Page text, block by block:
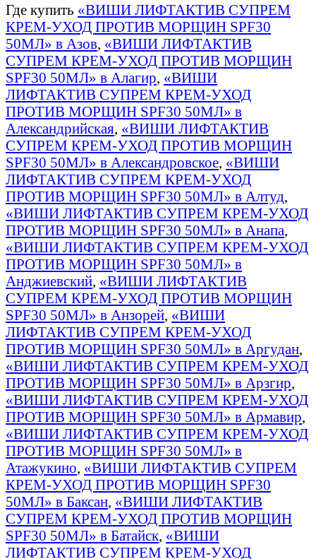
Где купить «ВИШИ ЛИФТАКТИВ СУПРЕМ
КРЕМ-УХОД ПРОТИВ МОРЩИН SPF30
50МЛ» в Азов, «ВИШИ ЛИФТАКТИВ
СУПРЕМ КРЕМ-УХОД ПРОТИВ МОРЩИН
SPF30 50МЛ» в Алагир, «ВИШИ
ЛИФТАКТИВ СУПРЕМ КРЕМ-УХОД
ПРОТИВ МОРЩИН SPF30 50МЛ» в
Александрийская, «ВИШИ ЛИФТАКТИВ
СУПРЕМ КРЕМ-УХОД ПРОТИВ МОРЩИН
SPF30 50МЛ» в Александровское, «ВИШИ
ЛИФТАКТИВ СУПРЕМ КРЕМ-УХОД
ПРОТИВ МОРЩИН SPF30 50МЛ» в Алтуд,
«ВИШИ ЛИФТАКТИВ СУПРЕМ КРЕМ-УХОД
ПРОТИВ МОРЩИН SPF30 50МЛ» в Анапа,
«ВИШИ ЛИФТАКТИВ СУПРЕМ КРЕМ-УХОД
ПРОТИВ МОРЩИН SPF30 50МЛ» в
Анджиевский, «ВИШИ ЛИФТАКТИВ
СУПРЕМ КРЕМ-УХОД ПРОТИВ МОРЩИН
SPF30 50МЛ» в Анзорей, «ВИШИ
ЛИФТАКТИВ СУПРЕМ КРЕМ-УХОД
ПРОТИВ МОРЩИН SPF30 50МЛ» в Аргудан,
«ВИШИ ЛИФТАКТИВ СУПРЕМ КРЕМ-УХОД
ПРОТИВ МОРЩИН SPF30 50МЛ» в Арзгир,
«ВИШИ ЛИФТАКТИВ СУПРЕМ КРЕМ-УХОД
ПРОТИВ МОРЩИН SPF30 50МЛ» в Армавир,
«ВИШИ ЛИФТАКТИВ СУПРЕМ КРЕМ-УХОД
ПРОТИВ МОРЩИН SPF30 50МЛ» в
Атажукино, «ВИШИ ЛИФТАКТИВ СУПРЕМ
КРЕМ-УХОД ПРОТИВ МОРЩИН SPF30
50МЛ» в Баксан, «ВИШИ ЛИФТАКТИВ
СУПРЕМ КРЕМ-УХОД ПРОТИВ МОРЩИН
SPF30 50МЛ» в Батайск, «ВИШИ
ЛИФТАКТИВ СУПРЕМ КРЕМ-УХОД